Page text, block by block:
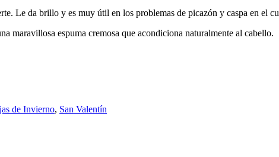
Le da brillo y es muy útil en los problemas de picazón y caspa en el
maravillosa espuma cremosa que acondiciona naturalmente al cabello.
de Invierno, San Valentín